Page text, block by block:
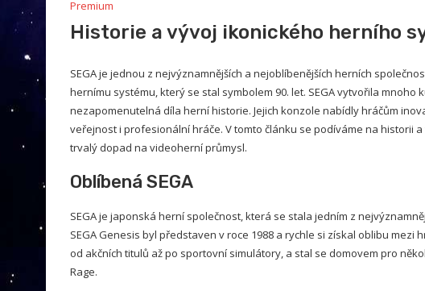
Premium
Historie a vývoj ikonického herního
SEGA je jednou z nejvýznamnějších a nejoblíbenějších herních
hernímu systému, který se stal symbolem 90. let. SEGA vytvořila
nezapomenutelná díla herní historie. Jejich konzole nabídly hráčům
veřejnost i profesionální hráče. V tomto článku se podíváme na historii
trvalý dopad na videoherní průmysl.
Oblíbená SEGA
SEGA je japonská herní společnost, která se stala jedním z
SEGA Genesis byl představen v roce 1988 a rychle si získal oblibu mezi
od akčních titulů až po sportovní simulátory, a stal se domovem pro
Rage.